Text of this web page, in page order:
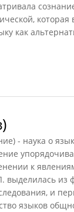
которая
как
- наука о
к
выделилась из
и
языков